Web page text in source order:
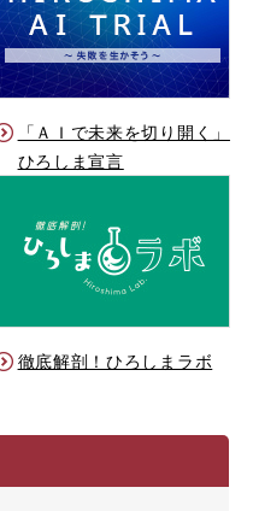
「ＡＩで未来を切り開く」
ひろしま宣言
徹底解剖！ひろしまラボ